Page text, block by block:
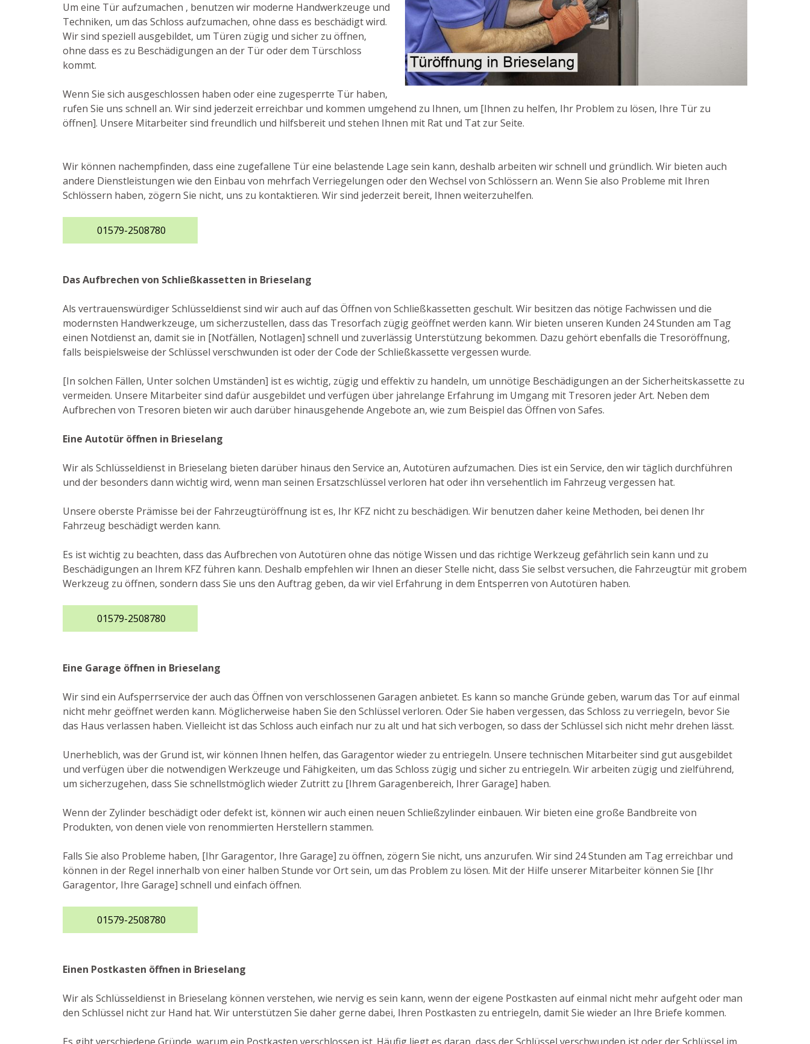
Um eine Tür aufzumachen , benutzen wir moderne Handwerkzeuge und
Techniken, um das Schloss aufzumachen, ohne dass es beschädigt wird.
Wir sind speziell ausgebildet, um Türen zügig und sicher zu öffnen,
ohne dass es zu Beschädigungen an der Tür oder dem Türschloss
kommt.
Wenn Sie sich ausgeschlossen haben oder eine zugesperrte Tür haben,
rufen Sie uns schnell an. Wir sind jederzeit erreichbar und kommen umgehend zu Ihnen, um [Ihnen zu helfen, Ihr Problem zu lösen, Ihre Tür zu
öffnen]. Unsere Mitarbeiter sind freundlich und hilfsbereit und stehen Ihnen mit Rat und Tat zur Seite.
Wir können nachempfinden, dass eine zugefallene Tür eine belastende Lage sein kann, deshalb arbeiten wir schnell und gründlich. Wir bieten auch
andere Dienstleistungen wie den Einbau von mehrfach Verriegelungen oder den Wechsel von Schlössern an. Wenn Sie also Probleme mit Ihren
Schlössern haben, zögern Sie nicht, uns zu kontaktieren. Wir sind jederzeit bereit, Ihnen weiterzuhelfen.
01579-2508780
Das Aufbrechen von Schließkassetten in Brieselang
Als vertrauenswürdiger Schlüsseldienst sind wir auch auf das Öffnen von Schließkassetten geschult. Wir besitzen das nötige Fachwissen und die
modernsten Handwerkzeuge, um sicherzustellen, dass das Tresorfach zügig geöffnet werden kann. Wir bieten unseren Kunden 24 Stunden am Tag
einen Notdienst an, damit sie in [Notfällen, Notlagen] schnell und zuverlässig Unterstützung bekommen. Dazu gehört ebenfalls die Tresoröffnung,
falls beispielsweise der Schlüssel verschwunden ist oder der Code der Schließkassette vergessen wurde.
[In solchen Fällen, Unter solchen Umständen] ist es wichtig, zügig und effektiv zu handeln, um unnötige Beschädigungen an der Sicherheitskassette zu
vermeiden. Unsere Mitarbeiter sind dafür ausgebildet und verfügen über jahrelange Erfahrung im Umgang mit Tresoren jeder Art. Neben dem
Aufbrechen von Tresoren bieten wir auch darüber hinausgehende Angebote an, wie zum Beispiel das Öffnen von Safes.
Eine Autotür öffnen in Brieselang
Wir als Schlüsseldienst in Brieselang bieten darüber hinaus den Service an, Autotüren aufzumachen. Dies ist ein Service, den wir täglich durchführen
und der besonders dann wichtig wird, wenn man seinen Ersatzschlüssel verloren hat oder ihn versehentlich im Fahrzeug vergessen hat.
Unsere oberste Prämisse bei der Fahrzeugtüröffnung ist es, Ihr KFZ nicht zu beschädigen. Wir benutzen daher keine Methoden, bei denen Ihr
Fahrzeug beschädigt werden kann.
Es ist wichtig zu beachten, dass das Aufbrechen von Autotüren ohne das nötige Wissen und das richtige Werkzeug gefährlich sein kann und zu
Beschädigungen an Ihrem KFZ führen kann. Deshalb empfehlen wir Ihnen an dieser Stelle nicht, dass Sie selbst versuchen, die Fahrzeugtür mit grobem
Werkzeug zu öffnen, sondern dass Sie uns den Auftrag geben, da wir viel Erfahrung in dem Entsperren von Autotüren haben.
01579-2508780
Eine Garage öffnen in Brieselang
Wir sind ein Aufsperrservice der auch das Öffnen von verschlossenen Garagen anbietet. Es kann so manche Gründe geben, warum das Tor auf einmal
nicht mehr geöffnet werden kann. Möglicherweise haben Sie den Schlüssel verloren. Oder Sie haben vergessen, das Schloss zu verriegeln, bevor Sie
das Haus verlassen haben. Vielleicht ist das Schloss auch einfach nur zu alt und hat sich verbogen, so dass der Schlüssel sich nicht mehr drehen lässt.
Unerheblich, was der Grund ist, wir können Ihnen helfen, das Garagentor wieder zu entriegeln. Unsere technischen Mitarbeiter sind gut ausgebildet
und verfügen über die notwendigen Werkzeuge und Fähigkeiten, um das Schloss zügig und sicher zu entriegeln. Wir arbeiten zügig und zielführend,
um sicherzugehen, dass Sie schnellstmöglich wieder Zutritt zu [Ihrem Garagenbereich, Ihrer Garage] haben.
Wenn der Zylinder beschädigt oder defekt ist, können wir auch einen neuen Schließzylinder einbauen. Wir bieten eine große Bandbreite von
Produkten, von denen viele von renommierten Herstellern stammen.
Falls Sie also Probleme haben, [Ihr Garagentor, Ihre Garage] zu öffnen, zögern Sie nicht, uns anzurufen. Wir sind 24 Stunden am Tag erreichbar und
können in der Regel innerhalb von einer halben Stunde vor Ort sein, um das Problem zu lösen. Mit der Hilfe unserer Mitarbeiter können Sie [Ihr
Garagentor, Ihre Garage] schnell und einfach öffnen.
01579-2508780
Einen Postkasten öffnen in Brieselang
Wir als Schlüsseldienst in Brieselang können verstehen, wie nervig es sein kann, wenn der eigene Postkasten auf einmal nicht mehr aufgeht oder man
den Schlüssel nicht zur Hand hat. Wir unterstützen Sie daher gerne dabei, Ihren Postkasten zu entriegeln, damit Sie wieder an Ihre Briefe kommen.